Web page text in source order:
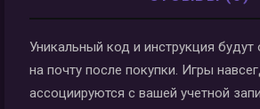
Уникальный код и инструкция
на почту после покупки. Игры
ассоциируются с вашей учетной